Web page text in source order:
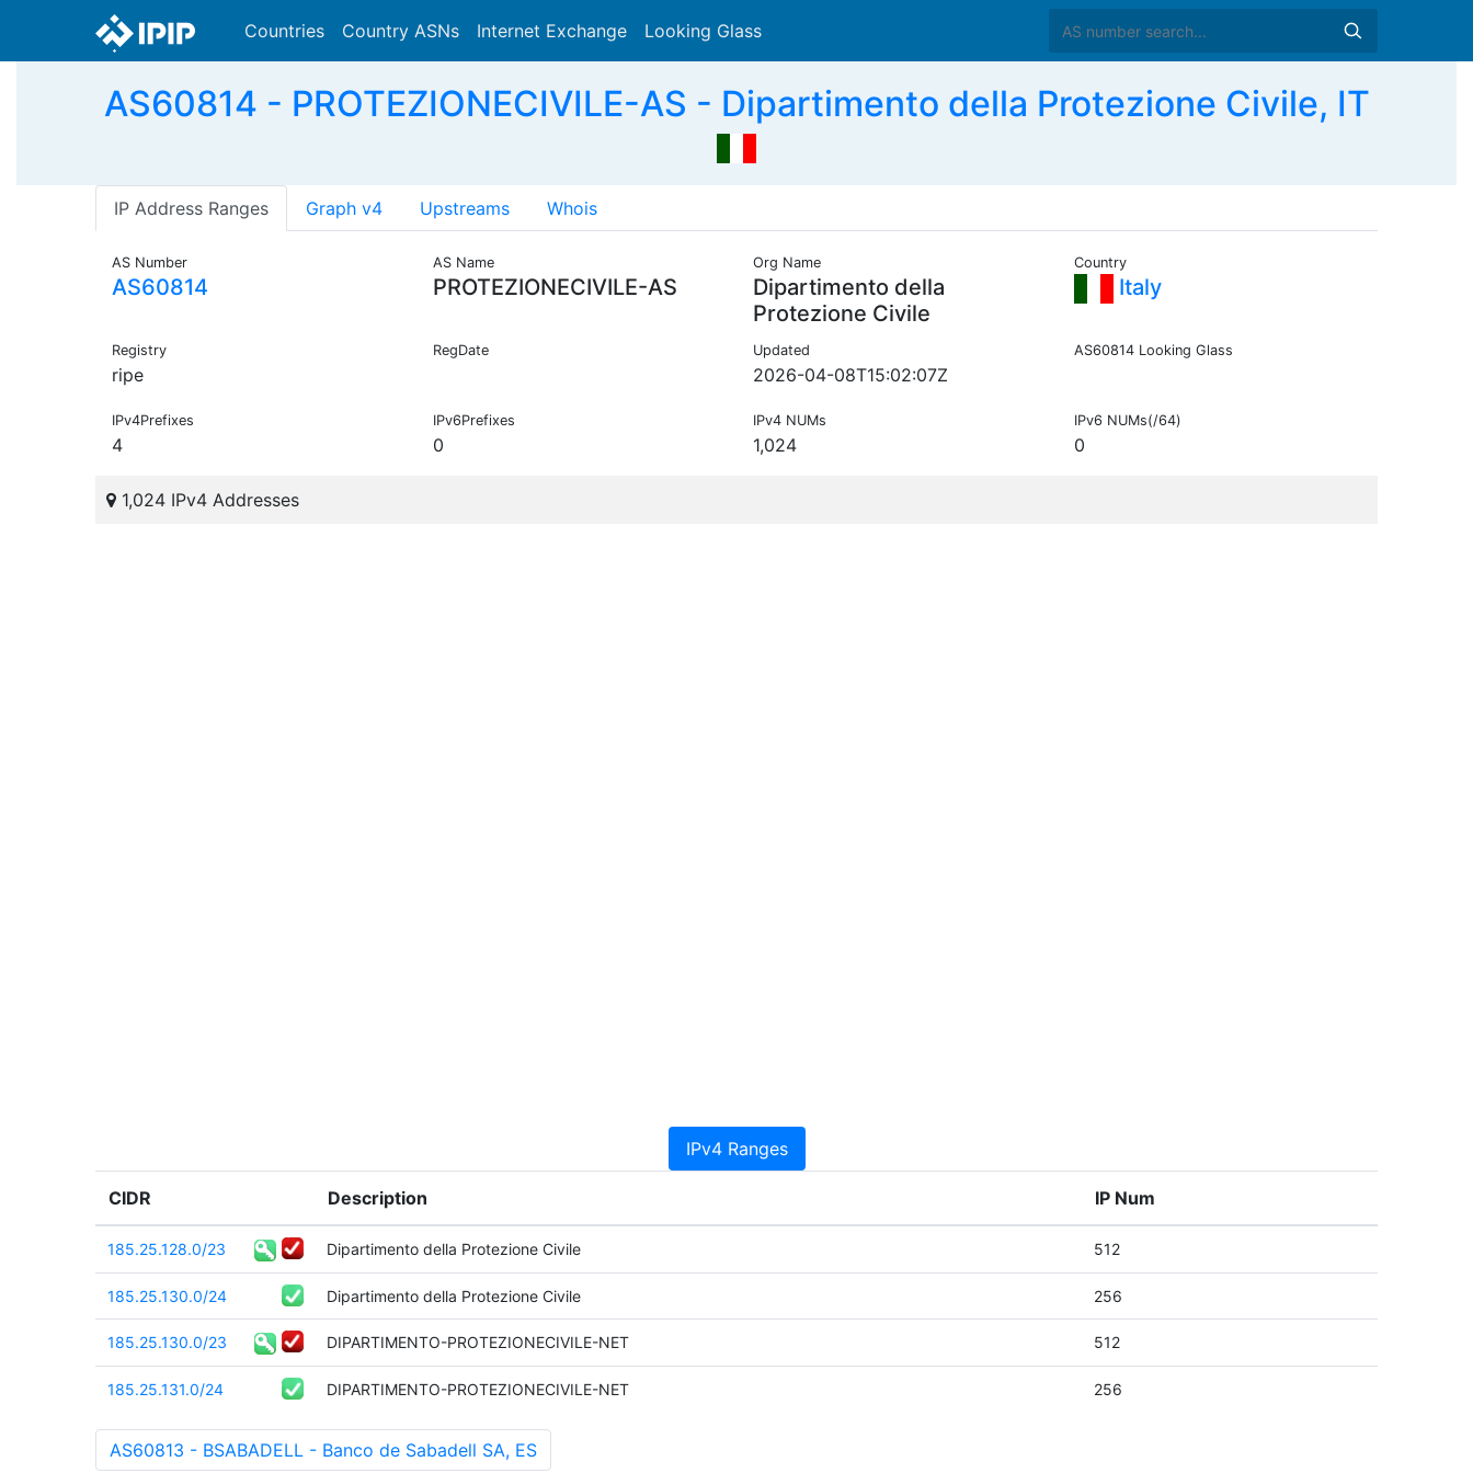
Countries Country ASNs Internet Exchange Looking Glass
AS60814 - PROTEZIONECIVILE-AS - Dipartimento della Protezione Civile, IT
IP Address Ranges Graph v4 Upstreams Whois
AS Number
AS60814
AS Name
PROTEZIONECIVILE-AS
Org Name
Dipartimento della
Protezione Civile
Country
Italy
Registry
ripe
RegDate Updated
2026-04-08T15:02:07Z
AS60814 Looking Glass
IPv4Prefixes
4
IPv6Prefixes
0
IPv4 NUMs
1,024
IPv6 NUMs(/64)
0
1,024 IPv4 Addresses
IPv4 Ranges
CIDR Description IP Num
185.25.128.0/23 Dipartimento della Protezione Civile 512
185.25.130.0/24 Dipartimento della Protezione Civile 256
185.25.130.0/23 DIPARTIMENTO-PROTEZIONECIVILE-NET 512
185.25.131.0/24 DIPARTIMENTO-PROTEZIONECIVILE-NET 256
AS60813 - BSABADELL - Banco de Sabadell SA, ES